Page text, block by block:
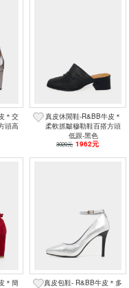
＊交
頭高
真皮休閒鞋-R&BB牛皮＊
柔軟抓皺穆勒鞋百搭方頭
低跟-黑色
3020元 1962元
＊簡
真皮包鞋- R&BB牛皮＊多